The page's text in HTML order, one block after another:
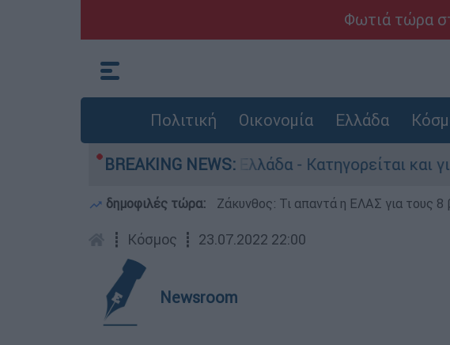
Φωτιά τώρα
Πολιτική Οικονομία Ελλάδα
BREAKING NEWS:
στην Ελλάδα - Κατηγορείται και για την
δημοφιλές τώρα: Ζάκυνθος: Τι απαντά η ΕΛΑΣ για τους 8
┋ Κόσμος ┋ 23.07.2022 22:00
Newsroom